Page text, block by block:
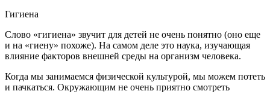
Гигиена
Слово «гигиена» звучит для детей не очень понятно (оно еще
и на «гиену» похоже). На самом деле это наука, изучающая
влияние факторов внешней среды на организм человека.
Когда мы занимаемся физической культурой, мы можем потеть
и пачкаться. Окружающим не очень приятно смотреть